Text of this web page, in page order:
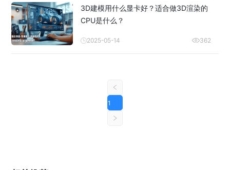
3D建模用什么显卡好？适合做3D渲染的
CPU是什么？
2025-05-14 362
1